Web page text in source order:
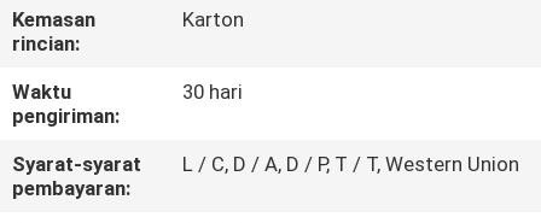
HUBUNGI
KAMI
PERMINTAAN
PENAWARAN
Kemasan
rincian:
Karton
Waktu
pengiriman:
30 hari
Syarat-syarat
pembayaran:
L / C, D / A, D / P, T / T, Western Union